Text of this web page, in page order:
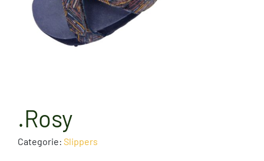
.Rosy
Categorie: Slippers